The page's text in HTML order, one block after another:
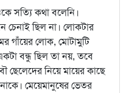
সত্যি কথা বলেনি।
ছিল না। লোকটার
গাঁয়ের লোক, মোটামুটি
বন্ধু ছিল তা নয়, তবে
ছেলেদের নিয়ে মায়ের কাছে
মেয়েমানুষের ভেতর